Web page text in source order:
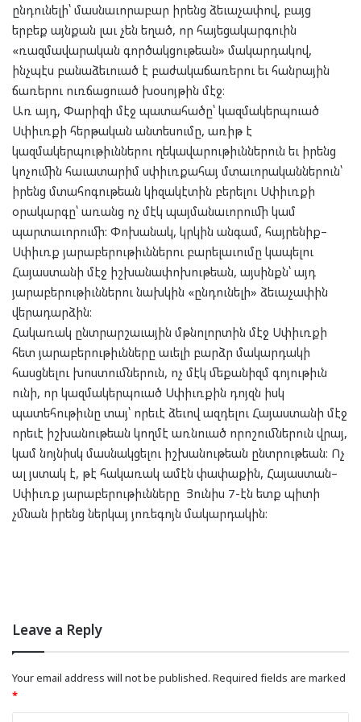
ընդունելի՝ մասնաւորաբար իրենց ձեւաչափով, բայց
երբեք այնքան լաւ չեն եղած, որ հայեցակարգուին
«ռազմավարական գործակցութեան» մակարդակով,
ինչպէս բանաձեւուած է բաժակաճառերու եւ հանրային
ճառերու ուռճացուած խօսոյթին մէջ։
Առ այդ, Փարիզի մէջ պատահածը՝ կազմակերպուած
Սփիւռքի հերթական անտեսումը, առիթ է
կազմակերպութիւններու ղեկավարութիւններուն եւ իրենց
կոչումին հաւատարիմ սփիւռքահայ մտաւորականներուն՝
իրենց մտահոգութեան կիզակէտին բերելու Սփիւռքի
օրակարգը՝ առանց ոչ մէկ պայմանաւորումի կամ
պարտաւորումի: Փոխանակ, կրկին անգամ, հայրենիք–
Սփիւռք յարաբերութիւններու բարելաւումը կապելու
Հայաստանի մէջ իշխանափոխութեան, այսինքն՝ այդ
յարաբերութիւններու նախկին «ընդունելի» ձեւաչափին
վերադարձին։
Հակառակ ընտրարշաւային մթնոլորտին մէջ Սփիւռքի
հետ յարաբերութիւնները աւելի բարձր մակարդակի
հասցնելու խոստումներուն, ոչ մէկ մեքանիզմ գոյութիւն
ունի, որ կազմակերպուած Սփիւռքին դոյզն իսկ
պատեհութիւնը տայ՝ որեւէ ձեւով ազդելու Հայաստանի մէջ
որեւէ իշխանութեան կողմէ առնուած որոշումներուն վրայ,
կամ նոյնիսկ մասնակցելու իշխանութեան ընտրութեան։ Ոչ
ալ յստակ է, թէ հակառակ ամէն փափաքին, Հայաստան–
Սփիւռք յարաբերութիւնները Յունիս 7-էն ետք պիտի
չմնան իրենց ներկայ յոռեգոյն մակարդակին։
Leave a Reply
Your email address will not be published. Required fields are marked
*